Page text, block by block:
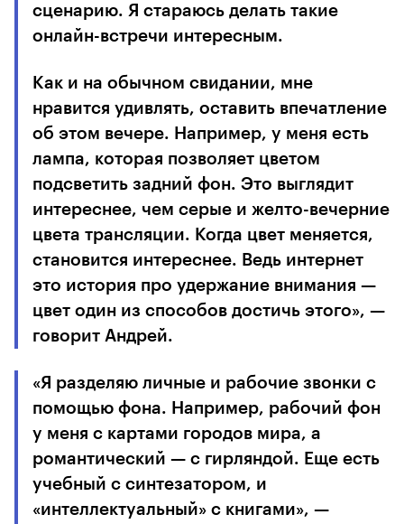
сценарию. Я стараюсь делать такие
онлайн-встречи интересным.
Как и на обычном свидании, мне
нравится удивлять, оставить впечатление
об этом вечере. Например, у меня есть
лампа, которая позволяет цветом
подсветить задний фон. Это выглядит
интереснее, чем серые и желто-вечерние
цвета трансляции. Когда цвет меняется,
становится интереснее. Ведь интернет
это история про удержание внимания —
цвет один из способов достичь этого», —
говорит Андрей.
«Я разделяю личные и рабочие звонки с
помощью фона. Например, рабочий фон
у меня с картами городов мира, а
романтический — с гирляндой. Еще есть
учебный с синтезатором, и
«интеллектуальный» с книгами», —